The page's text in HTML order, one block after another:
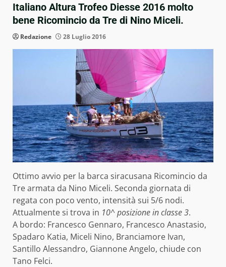
Italiano Altura Trofeo Diesse 2016 molto
bene Ricomincio da Tre di Nino Miceli.
Redazione 28 Luglio 2016
Ottimo avvio per la barca siracusana Ricomincio da
Tre armata da Nino Miceli. Seconda giornata di
regata con poco vento, intensità sui 5/6 nodi.
Attualmente si trova in 10^ posizione in classe 3.
A bordo: Francesco Gennaro, Francesco Anastasio,
Spadaro Katia, Miceli Nino, Branciamore Ivan,
Santillo Alessandro, Giannone Angelo, chiude con
Tano Felci.